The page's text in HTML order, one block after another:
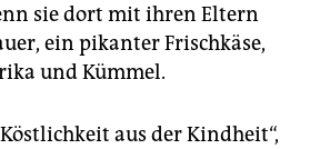
sie dort mit ihren Eltern
ein pikanter Frischkäse,
und Kümmel.
aus der Kindheit“,